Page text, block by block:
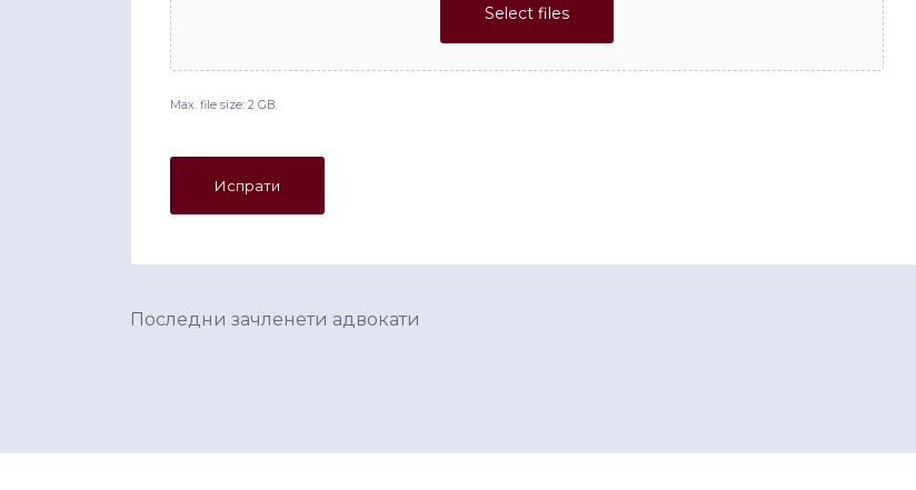
Select files
Max. file size: 2 GB.
Последни зачленети адвокати